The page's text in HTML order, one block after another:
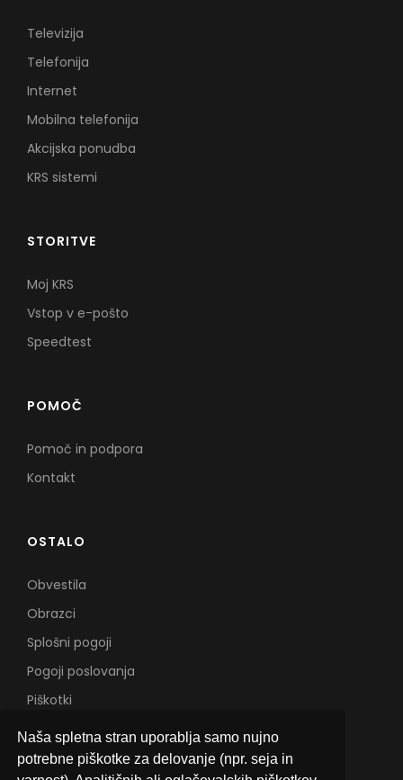
Naša spletna stran uporablja samo nujno
potrebne piškotke za delovanje (npr. seja in
Televizija
Telefonija
Internet
Mobilna telefonija
Akcijska ponudba
KRS sistemi
STORITVE
Moj KRS
Vstop v e-pošto
Speedtest
POMOČ
Pomoč in podpora
Kontakt
OSTALO
Obvestila
Obrazci
Splošni pogoji
Pogoji poslovanja
Piškotki